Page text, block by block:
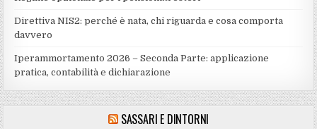
Direttiva NIS2: perché è nata, chi riguarda e cosa comporta
davvero
Iperammortamento 2026 – Seconda Parte: applicazione
pratica, contabilità e dichiarazione
SASSARI E DINTORNI